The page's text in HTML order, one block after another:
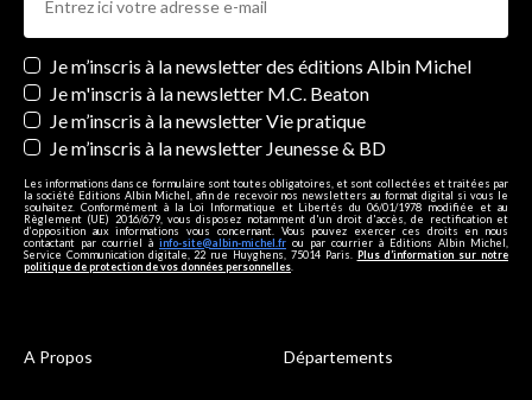
Newsletters
Je m’inscris à la newsletter des éditions Albin Michel
Je m'inscris à la newsletter M.C. Beaton
Je m’inscris à la newsletter Vie pratique
Je m’inscris à la newsletter Jeunesse & BD
Les informations dans ce formulaire sont toutes obligatoires, et sont collectées et traitées par
la société Editions Albin Michel, afin de recevoir nos newsletters au format digital si vous le
souhaitez. Conformément à la Loi Informatique et Libertés du 06/01/1978 modifiée et au
Règlement (UE) 2016/679, vous disposez notamment d'un droit d'accès, de rectification et
d’opposition aux informations vous concernant. Vous pouvez exercer ces droits en nous
contactant par courriel à info-site@albin-michel.fr ou par courrier à Editions Albin Michel,
Service Communication digitale, 22 rue Huyghens, 75014 Paris. Plus d’information sur notre
politique de protection de vos données personnelles
A Propos Départements